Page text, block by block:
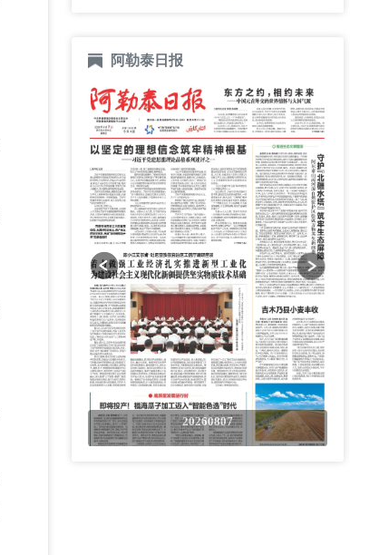
阿勒泰日报
20260807